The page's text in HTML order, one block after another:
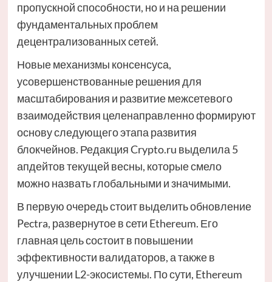
пропускной способности, но и на решении
фундаментальных проблем
децентрализованных сетей.
Новые механизмы консенсуса,
усовершенствованные решения для
масштабирования и развитие межсетевого
взаимодействия целенаправленно формируют
основу следующего этапа развития
блокчейнов. Редакция Crypto.ru выделила 5
апдейтов текущей весны, которые смело
можно назвать глобальными и значимыми.
В первую очередь стоит выделить обновление
Pectra, развернутое в сети Ethereum. Его
главная цель состоит в повышении
эффективности валидаторов, а также в
улучшении L2-экосистемы. По сути, Ethereum